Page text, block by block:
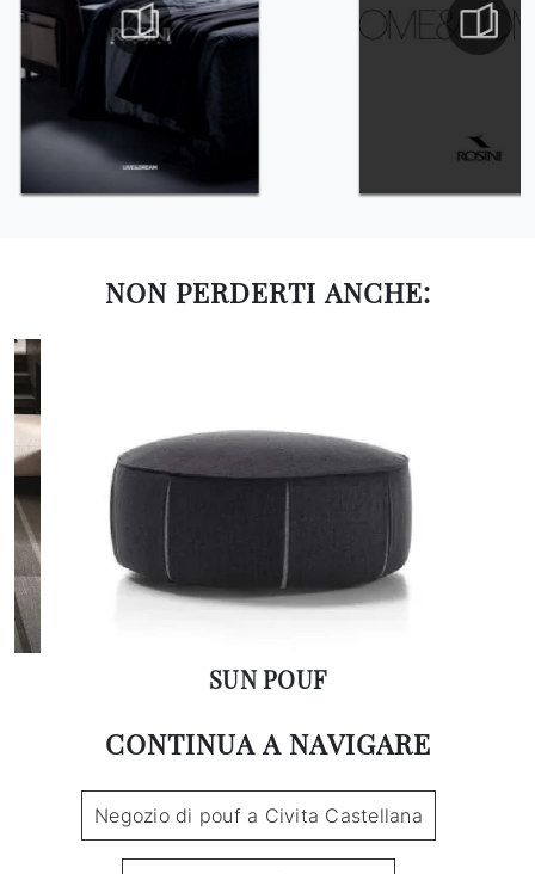
NON PERDERTI ANCHE:
SUN POUF
CONTINUA A NAVIGARE
Negozio di pouf a Civita Castellana